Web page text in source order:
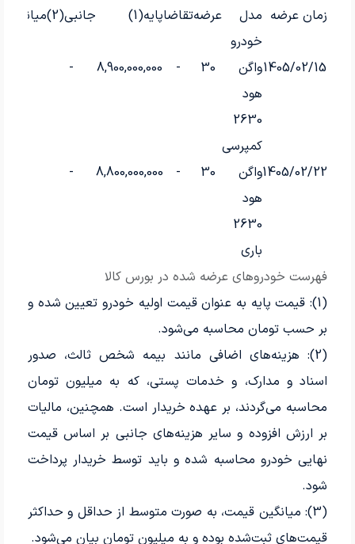
فهرست خودروهای عرضه شده در بورس کالا
زمان عرضه مدل
خودرو
عرضهتقاضاپایه(1) جانبی(2) میانگین(3)
1405/02/15واگن
هود
2630
کمپرسی
30
-
8,900,000,000
-
1405/02/22واگن
هود
2630
باری
30
-
8,800,000,000
-
(1): قیمت پایه به عنوان قیمت اولیه خودرو تعیین شده و
بر حسب تومان محاسبه می‌شود.
(2): هزینه‌های اضافی مانند بیمه شخص ثالث، صدور
اسناد و مدارک، و خدمات پستی، که به میلیون تومان
محاسبه می‌گردند، بر عهده خریدار است. همچنین، مالیات
بر ارزش افزوده و سایر هزینه‌های جانبی بر اساس قیمت
نهایی خودرو محاسبه شده و باید توسط خریدار پرداخت
شود.
(3): میانگین قیمت، به صورت متوسط از حداقل و حداکثر
قیمت‌های ثبت‌شده بوده و به میلیون تومان بیان می‌شود.